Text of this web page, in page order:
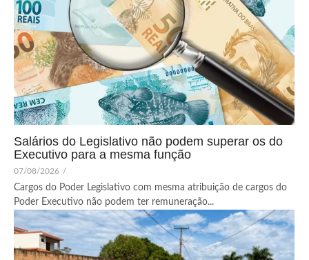
Salários do Legislativo não podem superar os do
Executivo para a mesma função
07/08/2026 /
Cargos do Poder Legislativo com mesma atribuição de cargos do
Poder Executivo não podem ter remuneração...